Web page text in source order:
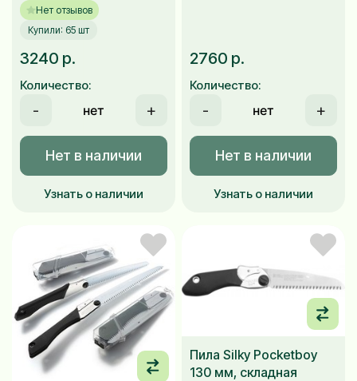
Нет отзывов
Купили: 65 шт
3240 р.
Количество:
- +
Нет в наличии
Узнать о наличии
2760 р.
Количество:
- +
Нет в наличии
Узнать о наличии
Пила Silky Pocketboy
130 мм, складная